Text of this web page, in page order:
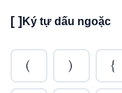
[ ] Ký tự dấu ngoặc
﹙ ﹚ ﹛